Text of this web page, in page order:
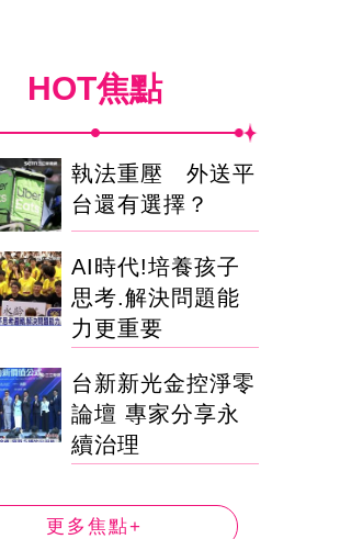
HOT焦點
執法重壓 外送平
台還有選擇？
AI時代!培養孩子
思考.解決問題能
力更重要
台新新光金控淨零
論壇 專家分享永
續治理
更多焦點+